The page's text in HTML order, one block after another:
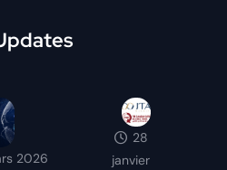
2026
28
janvier